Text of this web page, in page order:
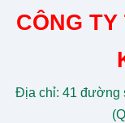
CÔNG
Địa chỉ: 41 đường